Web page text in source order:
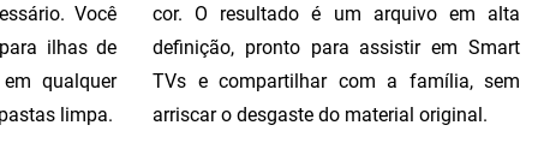
Você
ilhas de
qualquer
limpa.
cor. O resultado é um arquivo em alta
definição, pronto para assistir em Smart
TVs e compartilhar com a família, sem
arriscar o desgaste do material original.